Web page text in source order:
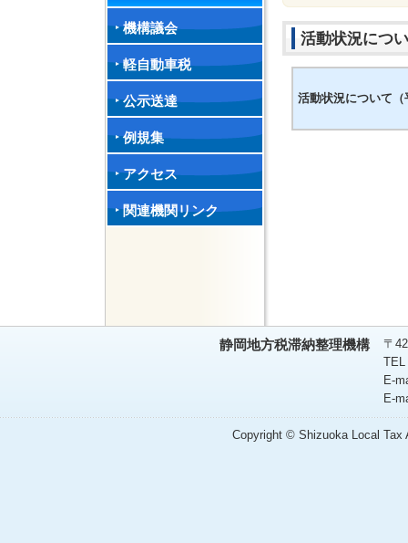
機構議会
軽自動車税
公示送達
例規集
アクセス
関連機関リンク
活動状況につ
活動状況について
静岡地方税滞納整理機構
〒
TEL
E-
E-
Copyright © Shizuoka Local Tax